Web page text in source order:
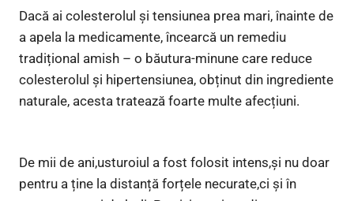
Dacă ai colesterolul și tensiunea prea mari, înainte de
a apela la medicamente, încearcă un remediu
tradițional amish – o băutura-minune care reduce
colesterolul și hipertensiunea, obținut din ingrediente
naturale, acesta tratează foarte multe afecțiuni.
De mii de ani,usturoiul a fost folosit intens,și nu doar
pentru a ține la distanță forțele necurate,ci și în